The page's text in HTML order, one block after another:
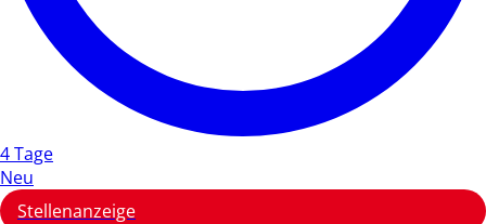
4 Tage
Neu
Stellenanzeige